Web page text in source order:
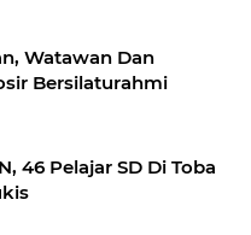
Watawan Dan
Bersilaturahmi
46 Pelajar SD Di Toba